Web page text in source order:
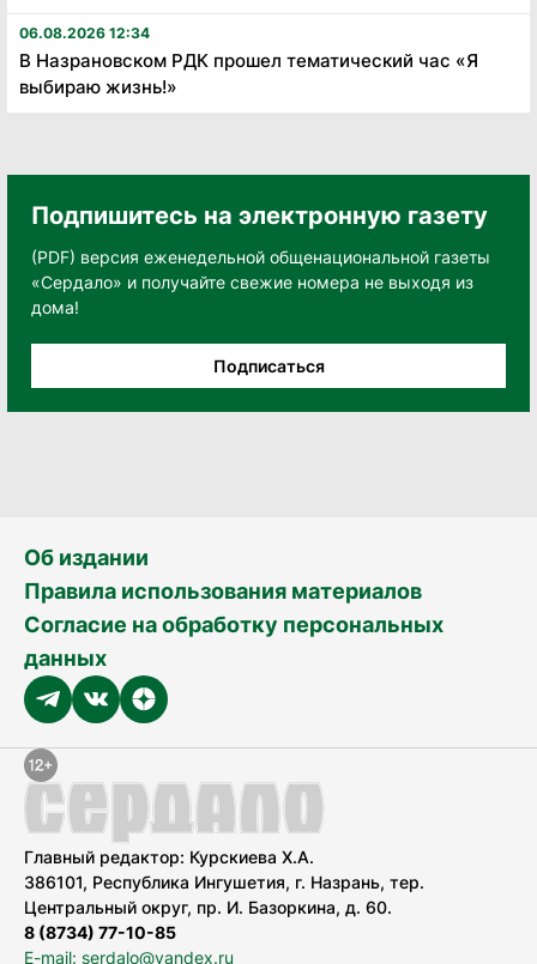
06.08.2026 12:34
В Назрановском РДК прошел тематический час «Я
выбираю жизнь!»
Подпишитесь на электронную газету
(PDF) версия еженедельной общенациональной газеты
«Сердало» и получайте свежие номера не выходя из
дома!
Подписаться
Об издании
Правила использования материалов
Согласие на обработку персональных
данных
Главный редактор: Курскиева Х.А.
386101, Республика Ингушетия, г. Назрань, тер.
Центральный округ, пр. И. Базоркина, д. 60.
8 (8734) 77-10-85
E-mail: serdalo@yandex.ru